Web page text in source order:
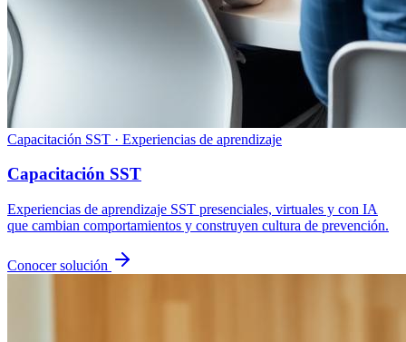
Capacitación SST · Experiencias de aprendizaje
Capacitación SST
Experiencias de aprendizaje SST presenciales, virtuales y con IA
que cambian comportamientos y construyen cultura de prevención.
Conocer solución